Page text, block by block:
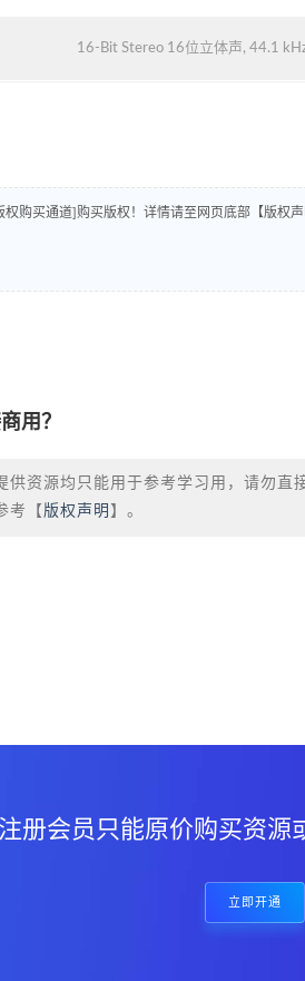
16-Bit Stereo 16位立体声, 44.1
购买通道]购买版权！详情请至网页底部【版权
用？
资源均只能用于参考学习用，请勿直
考【 版权声明 】。
册会员只能原价购买资
立即开通